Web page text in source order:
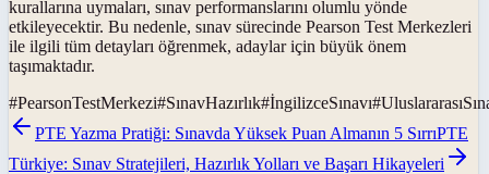
kurallarına uymaları, sınav performanslarını olumlu yönde
etkileyecektir. Bu nedenle, sınav sürecinde Pearson Test Merkezleri
ile ilgili tüm detayları öğrenmek, adaylar için büyük önem
taşımaktadır.
#PearsonTestMerkezi#SınavHazırlık#İngilizceSınavı#
PTE Yazma Pratiği: Sınavda Yüksek Puan Almanın 5 SırrıPTE
Türkiye: Sınav Stratejileri, Hazırlık Yolları ve Başarı Hikayeleri